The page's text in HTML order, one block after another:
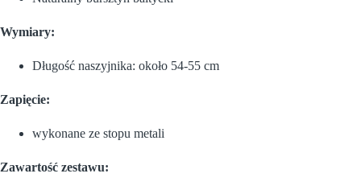
Wymiary:
Długość naszyjnika: około 54-55 cm
Zapięcie:
wykonane ze stopu metali
Zawartość zestawu: